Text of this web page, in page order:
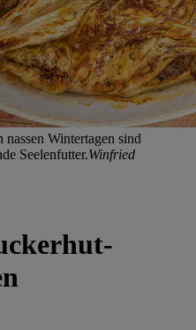
Wintertagen sind
Seelenfutter.Winfried